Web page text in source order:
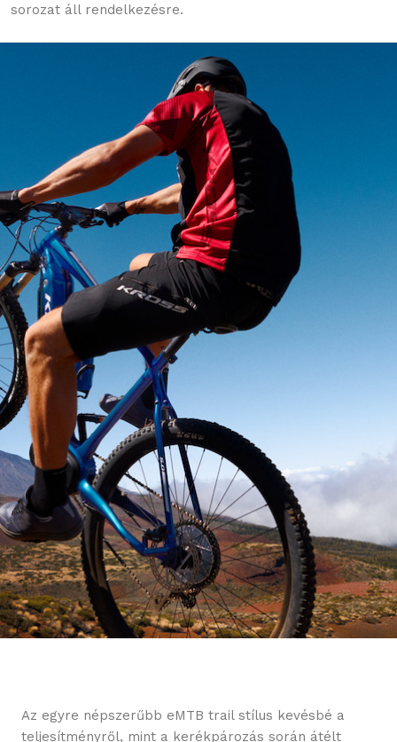
sorozat áll rendelkezésre.
Az egyre népszerűbb eMTB trail stílus kevésbé a
teljesítményről, mint a kerékpározás során átélt